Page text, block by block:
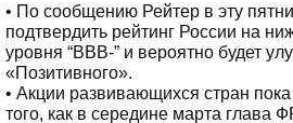
• По сообщению Рейтер в эту
подтвердить рейтинг России на
уровня “ВВВ-” и вероятно будет
«Позитивного».
• Акции развивающихся стран
того, как в середине марта глава